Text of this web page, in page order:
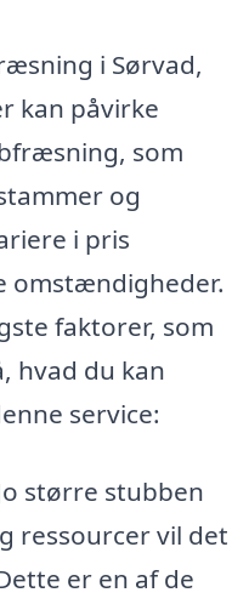
i Sørvad,
kan påvirke
som
og
i pris
omstændigheder.
faktorer, som
hvad du kan
service:
større stubben
ressourcer vil det
er en af de